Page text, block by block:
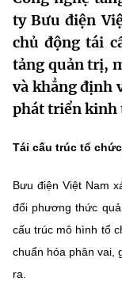
Bưu chính, Viễn
Sở hữu trí tuệ
Tiêu chuẩn, đo
Lấy ý kiến
Khoa học và
Đổi mới sáng
Chuyển đổi số
Bưu chính,
Sở hữu trí tuệ
Tiêu chuẩn,
Multimedia
THƯ ĐIỆN TỬ
Khác
Ảnh
Voice
Nhiệm vụ trọng
ty Bưu điện
chủ động tái
tảng quản trị,
và khẳng định
phát triển kinh
Tái cấu trúc tổ
Bưu điện Việt Nam
đổi phương thức
cấu trúc mô hình tổ
chuẩn hóa phân vai,
ra.